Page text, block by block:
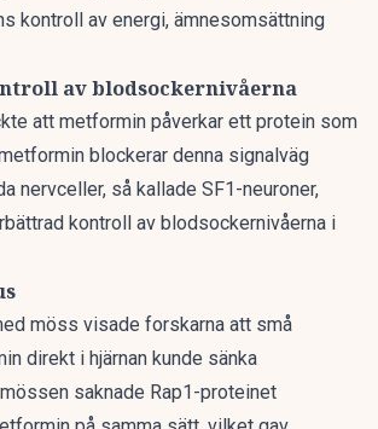
kontroll av energi, ämnesomsättning
av blodsockernivåerna
att metformin påverkar ett protein som
blockerar denna signalväg
nervceller, så kallade SF1-neuroner,
kontroll av blodsockernivåerna i
möss visade forskarna att små
direkt i hjärnan kunde sänka
saknade Rap1-proteinet